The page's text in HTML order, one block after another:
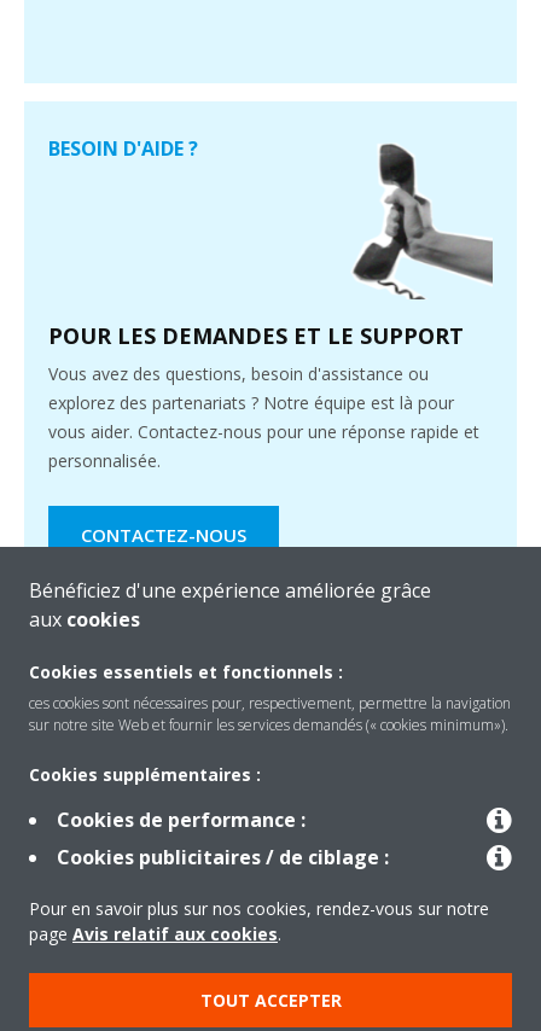
BESOIN D'AIDE ?
POUR LES DEMANDES ET LE SUPPORT
Vous avez des questions, besoin d'assistance ou
explorez des partenariats ? Notre équipe est là pour
vous aider. Contactez-nous pour une réponse rapide et
personnalisée.
CONTACTEZ-NOUS
Produits
Solutions
Bénéficiez d'une expérience améliorée grâce
aux cookies
Cookies essentiels et fonctionnels :
ces cookies sont nécessaires pour, respectivement, permettre la navigation
sur notre site Web et fournir les services demandés (« cookies minimum»).
Cookies supplémentaires :
Cookies de performance :
Cookies publicitaires / de ciblage :
Pour en savoir plus sur nos cookies, rendez-vous sur notre
page Avis relatif aux cookies.
TOUT ACCEPTER